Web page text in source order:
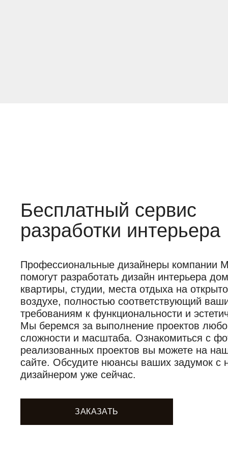
Бесплатный сервис
разработки интерьера
Профессиональные дизайнеры компании
помогут разработать дизайн интерьера
квартиры, студии, места отдыха на
воздухе, полностью соответствующий
требованиям к функциональности и
Мы беремся за выполнение проектов
сложности и масштаба. Ознакомиться с
реализованных проектов вы можете на
сайте. Обсудите нюансы ваших задумок с
дизайнером уже сейчас.
ЗАКАЗАТЬ